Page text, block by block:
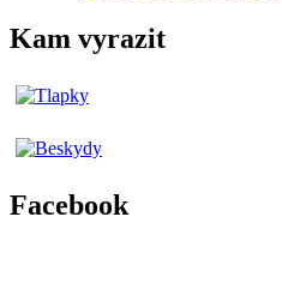
Kam vyrazit
Facebook